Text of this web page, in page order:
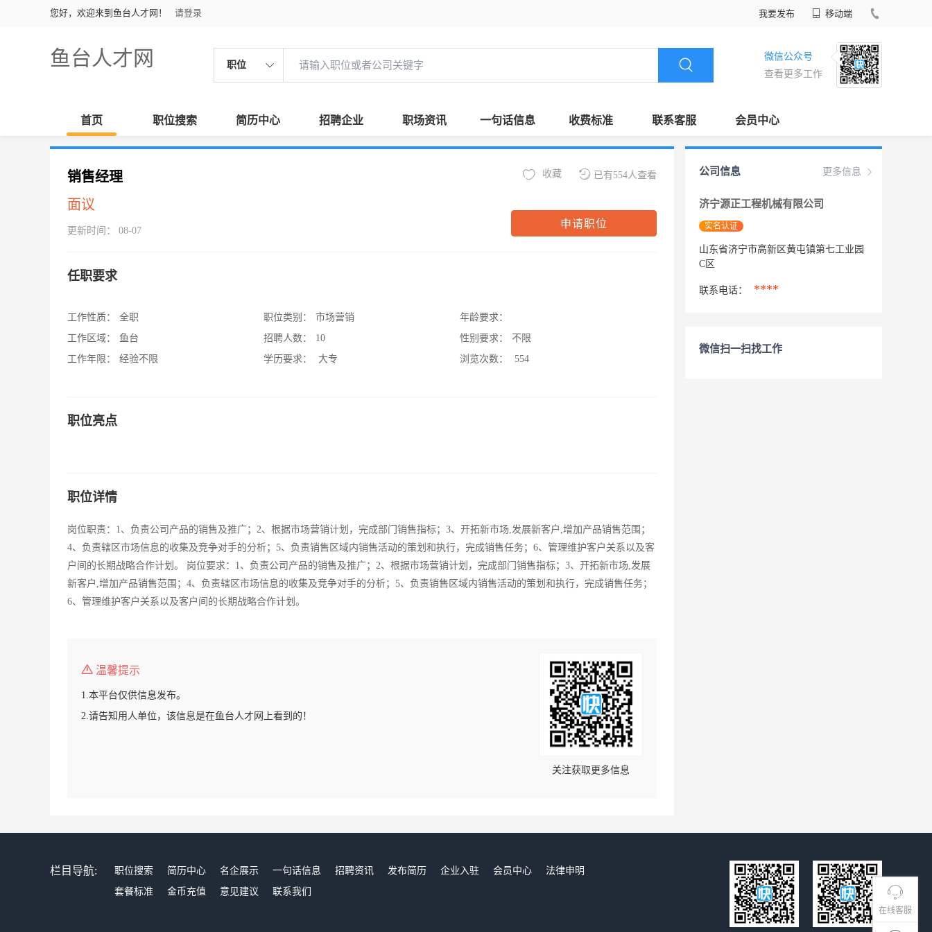
您好，欢迎来到鱼台人才网！ 请登录 我要发布 移动端
鱼台人才网 职位
微信公众号
查看更多工作
首页 职位搜索 简历中心 招聘企业 职场资讯 一句话信息 收费标准 联系客服 会员中心
在线客服
销售经理
面议
更新时间： 08-07
已有554人查看
收藏
申请职位
任职要求
工作性质：
全职
工作区域：
鱼台
工作年限：
经验不限
职位类别：
市场营销
招聘人数：
10
学历要求：
大专
年龄要求：
性别要求：
不限
浏览次数：
554
职位亮点
职位详情
岗位职责：1、负责公司产品的销售及推广；2、根据市场营销计划，完成部门销售指标；3、开拓新市场,发展新客户,增加产品销售范围；
4、负责辖区市场信息的收集及竞争对手的分析；5、负责销售区域内销售活动的策划和执行，完成销售任务；6、管理维护客户关系以及客
户间的长期战略合作计划。 岗位要求：1、负责公司产品的销售及推广；2、根据市场营销计划，完成部门销售指标；3、开拓新市场,发展
新客户,增加产品销售范围；4、负责辖区市场信息的收集及竞争对手的分析；5、负责销售区域内销售活动的策划和执行，完成销售任务；
6、管理维护客户关系以及客户间的长期战略合作计划。
温馨提示
1.本平台仅供信息发布。
2.请告知用人单位，该信息是在鱼台人才网上看到的！
关注获取更多信息
更多信息
公司信息
济宁源正工程机械有限公司
实名认证
山东省济宁市高新区黄屯镇第七工业园
C区
联系电话： ****
微信扫一扫找工作
栏目导航: 职位搜索 简历中心 名企展示 一句话信息 招聘资讯 发布简历 企业入驻 会员中心
法律申明
套餐标准
金币充值 意见建议 联系我们